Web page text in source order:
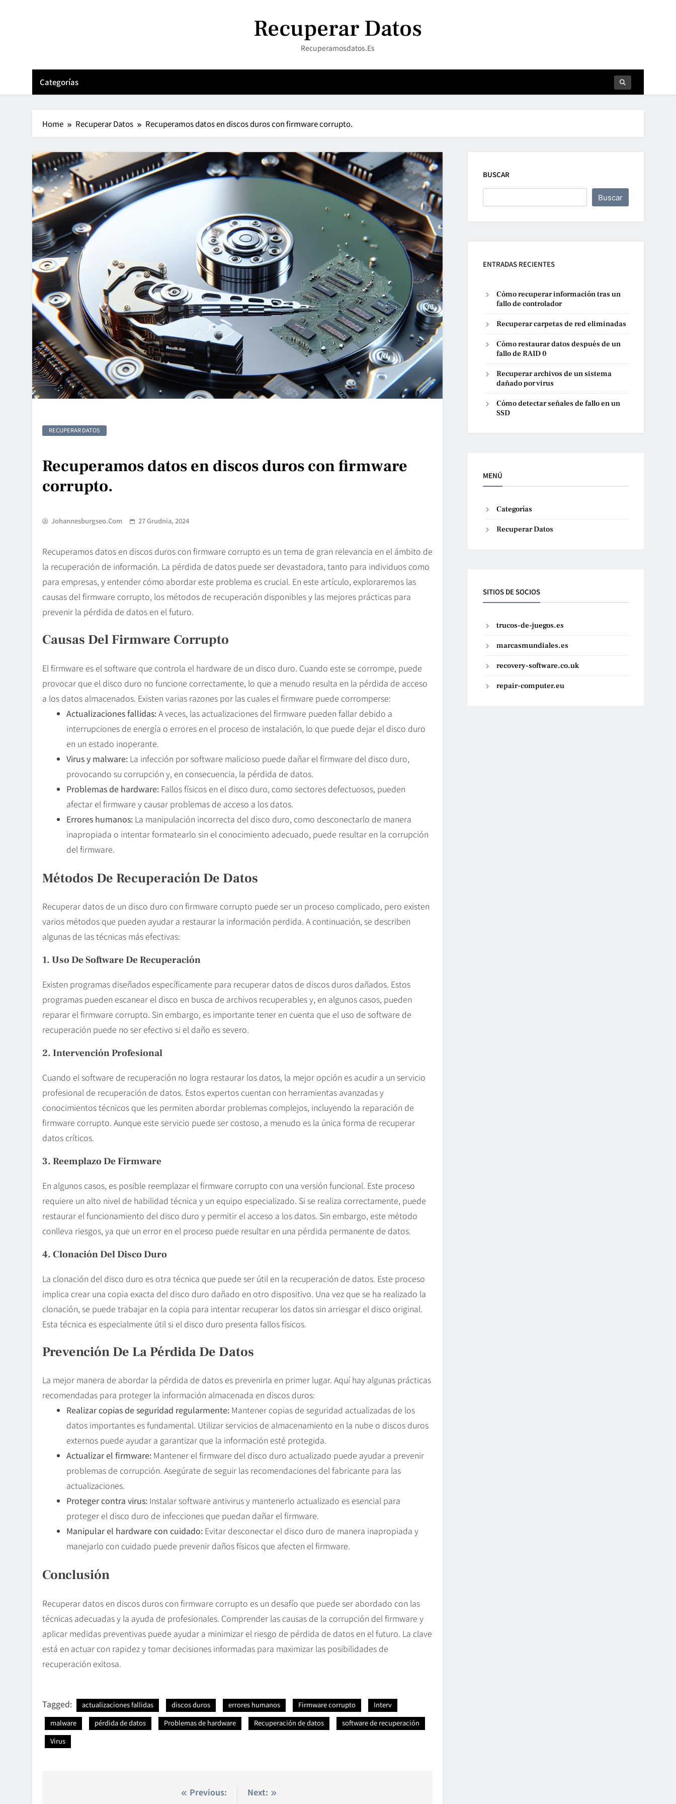
Recuperar Datos
Recuperamosdatos.es
Categorías
Home Recuperar Datos Recuperamos datos en discos duros con firmware corrupto.
RECUPERAR DATOS
Recuperamos datos en discos duros con firmware
corrupto.
Johannesburgseo.com 27 Grudnia, 2024
Recuperamos datos en discos duros con firmware corrupto es un tema de gran relevancia en el ámbito de
la recuperación de información. La pérdida de datos puede ser devastadora, tanto para individuos como
para empresas, y entender cómo abordar este problema es crucial. En este artículo, exploraremos las
causas del firmware corrupto, los métodos de recuperación disponibles y las mejores prácticas para
prevenir la pérdida de datos en el futuro.
Causas Del Firmware Corrupto
El firmware es el software que controla el hardware de un disco duro. Cuando este se corrompe, puede
provocar que el disco duro no funcione correctamente, lo que a menudo resulta en la pérdida de acceso
a los datos almacenados. Existen varias razones por las cuales el firmware puede corromperse:
Actualizaciones fallidas:A veces, las actualizaciones del firmware pueden fallar debido a
interrupciones de energía o errores en el proceso de instalación, lo que puede dejar el disco duro
en un estado inoperante.
Virus y malware: La infección por software malicioso puede dañar el firmware del disco duro,
provocando su corrupción y, en consecuencia, la pérdida de datos.
Problemas de hardware: Fallos físicos en el disco duro, como sectores defectuosos, pueden
afectar el firmware y causar problemas de acceso a los datos.
Errores humanos: La manipulación incorrecta del disco duro, como desconectarlo de manera
inapropiada o intentar formatearlo sin el conocimiento adecuado, puede resultar en la corrupción
del firmware.
Métodos De Recuperación De Datos
Recuperar datos de un disco duro con firmware corrupto puede ser un proceso complicado, pero existen
varios métodos que pueden ayudar a restaurar la información perdida. A continuación, se describen
algunas de las técnicas más efectivas:
1. Uso De Software De Recuperación
Existen programas diseñados específicamente para recuperar datos de discos duros dañados. Estos
programas pueden escanear el disco en busca de archivos recuperables y, en algunos casos, pueden
reparar el firmware corrupto. Sin embargo, es importante tener en cuenta que el uso de software de
recuperación puede no ser efectivo si el daño es severo.
2. Intervención Profesional
Cuando el software de recuperación no logra restaurar los datos, la mejor opción es acudir a un servicio
profesional de recuperación de datos. Estos expertos cuentan con herramientas avanzadas y
conocimientos técnicos que les permiten abordar problemas complejos, incluyendo la reparación de
firmware corrupto. Aunque este servicio puede ser costoso, a menudo es la única forma de recuperar
datos críticos.
3. Reemplazo De Firmware
En algunos casos, es posible reemplazar el firmware corrupto con una versión funcional. Este proceso
requiere un alto nivel de habilidad técnica y un equipo especializado. Si se realiza correctamente, puede
restaurar el funcionamiento del disco duro y permitir el acceso a los datos. Sin embargo, este método
conlleva riesgos, ya que un error en el proceso puede resultar en una pérdida permanente de datos.
4. Clonación Del Disco Duro
La clonación del disco duro es otra técnica que puede ser útil en la recuperación de datos. Este proceso
implica crear una copia exacta del disco duro dañado en otro dispositivo. Una vez que se ha realizado la
clonación, se puede trabajar en la copia para intentar recuperar los datos sin arriesgar el disco original.
Esta técnica es especialmente útil si el disco duro presenta fallos físicos.
Prevención De La Pérdida De Datos
La mejor manera de abordar la pérdida de datos es prevenirla en primer lugar. Aquí hay algunas prácticas
recomendadas para proteger la información almacenada en discos duros:
Realizar copias de seguridad regularmente: Mantener copias de seguridad actualizadas de los
datos importantes es fundamental. Utilizar servicios de almacenamiento en la nube o discos duros
externos puede ayudar a garantizar que la información esté protegida.
Actualizar el firmware: Mantener el firmware del disco duro actualizado puede ayudar a prevenir
problemas de corrupción. Asegúrate de seguir las recomendaciones del fabricante para las
actualizaciones.
Proteger contra virus: Instalar software antivirus y mantenerlo actualizado es esencial para
proteger el disco duro de infecciones que puedan dañar el firmware.
Manipular el hardware con cuidado: Evitar desconectar el disco duro de manera inapropiada y
manejarlo con cuidado puede prevenir daños físicos que afecten el firmware.
Conclusión
Recuperar datos en discos duros con firmware corrupto es un desafío que puede ser abordado con las
técnicas adecuadas y la ayuda de profesionales. Comprender las causas de la corrupción del firmware y
aplicar medidas preventivas puede ayudar a minimizar el riesgo de pérdida de datos en el futuro. La clave
está en actuar con rapidez y tomar decisiones informadas para maximizar las posibilidades de
recuperación exitosa.
Tagged: actualizaciones fallidas discos duros errores humanos Firmware corrupto
Interv
malware
pérdida de datos Problemas de hardware Recuperación de datos
software de recuperación
Virus
Previous: Next:
BUSCAR
Buscar
ENTRADAS RECIENTES
Cómo recuperar información tras un
fallo de controlador
Recuperar carpetas de red eliminadas
Cómo restaurar datos después de un
fallo de RAID 0
Recuperar archivos de un sistema
dañado por virus
Cómo detectar señales de fallo en un
SSD
MENÚ
Categorías
Recuperar Datos
SITIOS DE SOCIOS
trucos-de-juegos.es
marcasmundiales.es
recovery-software.co.uk
repair-computer.eu